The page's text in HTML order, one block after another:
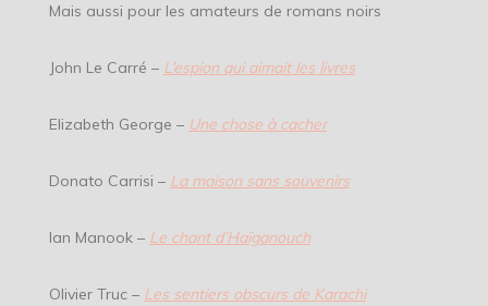
Mais aussi pour les amateurs de romans noirs
John Le Carré – L’espion qui aimait les livres
Elizabeth George – Une chose à cacher
Donato Carrisi – La maison sans souvenirs
Ian Manook – Le chant d’Haïganouch
Olivier Truc – Les sentiers obscurs de Karachi